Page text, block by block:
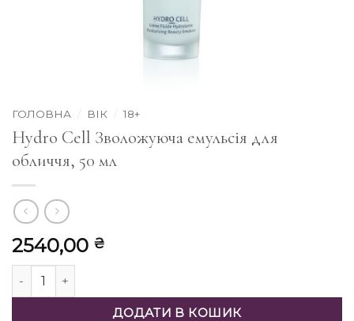
ГОЛОВНА ВІК 18+
Hydro Cell Зволожуюча емульсія для
обличчя, 50 мл
2540,00 ₴
Hydro Cell Зволожуюча емульсія для обличчя, 50 мл
ДОДАТИ В КОШИК